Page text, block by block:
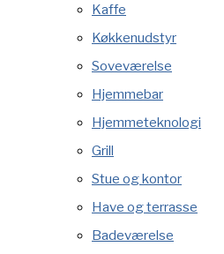
Kaffe
Køkkenudstyr
Soveværelse
Hjemmebar
Hjemmeteknologi
Grill
Stue og kontor
Have og terrasse
Badeværelse